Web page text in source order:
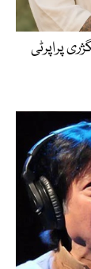
پراپرٹی